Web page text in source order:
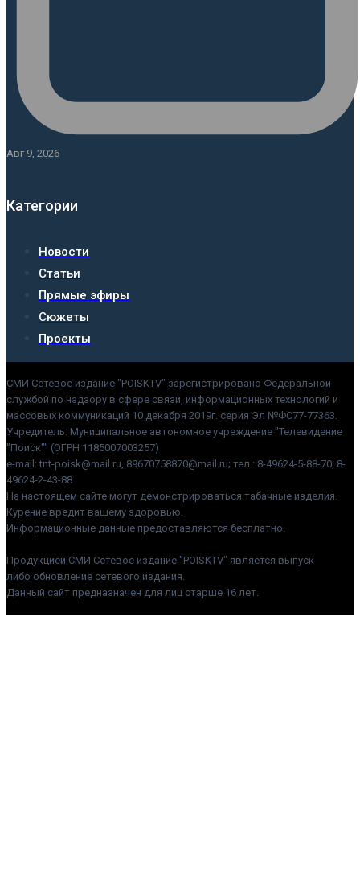
Авг 9, 2026
Категории
Новости
Статьи
Прямые эфиры
Сюжеты
Проекты
СМИ Сетевое издание "POISKTV" зарегистрировано Федеральной
службой по надзору в сфере связи, информационных технологий и
массовых коммуникаций 10 декабря 2019г. серия Эл №ФС77-77363.
Учредитель: Муниципальное автономное учреждение "Телевидение
"Поиск"" (ОГРН 1185007003257)
e-mail: tnt-poisk@mail.ru, 89670758870@mail.ru; тел.: 8-49624-5-88-70, 8-
49624-2-43-88
На настоящем сайте могут демонстрироваться табачные изделия.
Курение вредит вашему здоровью.
Информационные данные предоставляются бесплатно.
Продукцией СМИ Сетевое издание "POISKTV" является выпуск
либо обновление сетевого издания.
Данный сайт предназначен для лиц старше 16 лет.